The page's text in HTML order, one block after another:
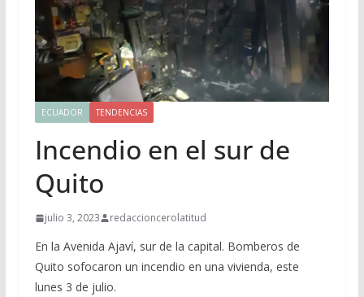
ECUADOR TENDENCIAS
Incendio en el sur de
Quito
julio 3, 2023 redaccioncerolatitud
En la Avenida Ajaví, sur de la capital. Bomberos de
Quito sofocaron un incendio en una vivienda, este
lunes 3 de julio.